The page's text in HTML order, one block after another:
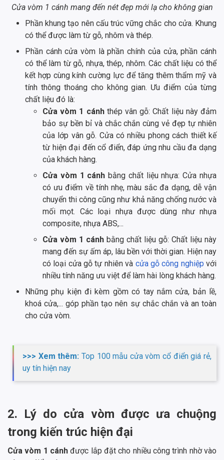
Cửa vòm 1 cánh mang đến nét đẹp mới lạ cho không gian
Phần khung tạo nên cấu trúc vững chắc cho cửa. Khung
có thể được làm từ gỗ, nhôm và thép.
Phần cánh cửa vòm là phần chính của cửa, phần cánh
có thể làm từ gỗ, nhựa, thép, nhôm. Các chất liệu có thể
kết hợp cùng kính cường lực để tăng thêm thẩm mỹ và
tính thông thoáng cho không gian. Ưu điểm của từng
chất liệu đó là:
Cửa vòm 1 cánhthép vân gỗ: Chất liệu này đảm
bảo sự bền bỉ và chắc chắn cùng vẻ đẹp tự nhiên
của lớp vân gỗ. Cửa có nhiều phong cách thiết kế
từ hiện đại đến cổ điển, đáp ứng nhu cầu đa dạng
của khách hàng.
Cửa vòm 1 cánh bằng chất liệu nhựa: Cửa nhựa
có ưu điểm về tính nhẹ, màu sắc đa dạng, dễ vận
chuyển thi công cũng như khả năng chống nước và
mối mọt. Các loại nhựa được dùng như nhựa
composite, nhựa ABS,...
Cửa vòm 1 cánh bằng chất liệu gỗ: Chất liệu này
mang đến sự ấm áp, lâu bền với thời gian. Hiện nay
có loại cửa gỗ tự nhiên và cửa gỗ công nghiệp với
nhiều tính năng ưu việt để làm hài lòng khách hàng.
Những phụ kiện đi kèm gồm có tay nắm cửa, bản lề,
khoá cửa,... góp phần tạo nên sự chắc chắn và an toàn
cho cửa vòm.
>>> Xem thêm: Top 100 mẫu cửa vòm cổ điển giá rẻ,
uy tín hiện nay
2. Lý do cửa vòm được ưa chuộng
trong kiến trúc hiện đại
Cửa vòm 1 cánhđược lắp đặt cho nhiều công trình nhờ vào